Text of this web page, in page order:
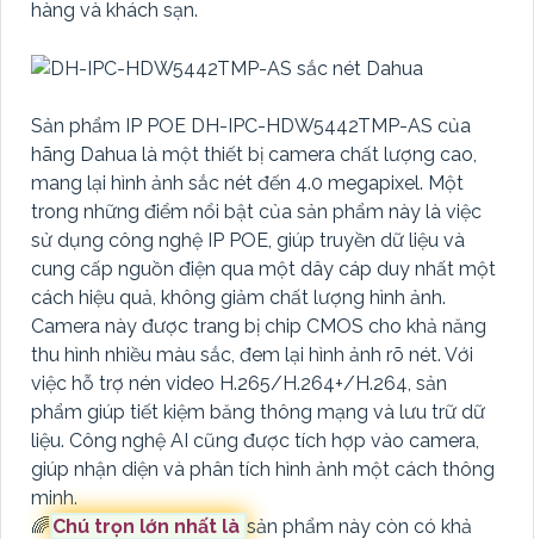
hàng và khách sạn.
Sản phẩm IP POE DH-IPC-HDW5442TMP-AS của
hãng Dahua là một thiết bị camera chất lượng cao,
mang lại hình ảnh sắc nét đến 4.0 megapixel. Một
trong những điểm nổi bật của sản phẩm này là việc
sử dụng công nghệ IP POE, giúp truyền dữ liệu và
cung cấp nguồn điện qua một dây cáp duy nhất một
cách hiệu quả, không giảm chất lượng hình ảnh.
Camera này được trang bị chip CMOS cho khả năng
thu hình nhiều màu sắc, đem lại hình ảnh rõ nét. Với
việc hỗ trợ nén video H.265/H.264+/H.264, sản
phẩm giúp tiết kiệm băng thông mạng và lưu trữ dữ
liệu. Công nghệ AI cũng được tích hợp vào camera,
giúp nhận diện và phân tích hình ảnh một cách thông
minh.
🌈 Chú trọn lớn nhất là sản phẩm này còn có khả